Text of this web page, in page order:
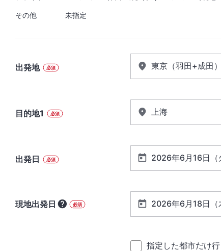
その他 未指定
出発地 必須
目的地1 必須
出発日 必須
現地出発日 必須
指定した都市だけ行